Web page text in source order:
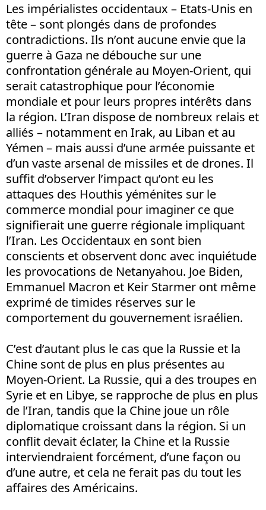
Les impérialistes occidentaux – Etats-Unis en
tête – sont plongés dans de profondes
contradictions. Ils n’ont aucune envie que la
guerre à Gaza ne débouche sur une
confrontation générale au Moyen-Orient, qui
serait catastrophique pour l’économie
mondiale et pour leurs propres intérêts dans
la région. L’Iran dispose de nombreux relais et
alliés – notamment en Irak, au Liban et au
Yémen – mais aussi d’une armée puissante et
d’un vaste arsenal de missiles et de drones. Il
suffit d’observer l’impact qu’ont eu les
attaques des Houthis yéménites sur le
commerce mondial pour imaginer ce que
signifierait une guerre régionale impliquant
l’Iran. Les Occidentaux en sont bien
conscients et observent donc avec inquiétude
les provocations de Netanyahou. Joe Biden,
Emmanuel Macron et Keir Starmer ont même
exprimé de timides réserves sur le
comportement du gouvernement israélien.
C’est d’autant plus le cas que la Russie et la
Chine sont de plus en plus présentes au
Moyen-Orient. La Russie, qui a des troupes en
Syrie et en Libye, se rapproche de plus en plus
de l’Iran, tandis que la Chine joue un rôle
diplomatique croissant dans la région. Si un
conflit devait éclater, la Chine et la Russie
interviendraient forcément, d’une façon ou
d’une autre, et cela ne ferait pas du tout les
affaires des Américains.